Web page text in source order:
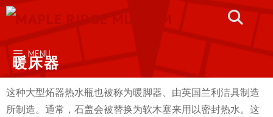
Skip
content
MENU
暖床器
这种大型炻器热水瓶也被称为暖脚器、由英国兰利洁具制造
所制造。通常，石盖会被替换为软木塞来用以密封热水。这